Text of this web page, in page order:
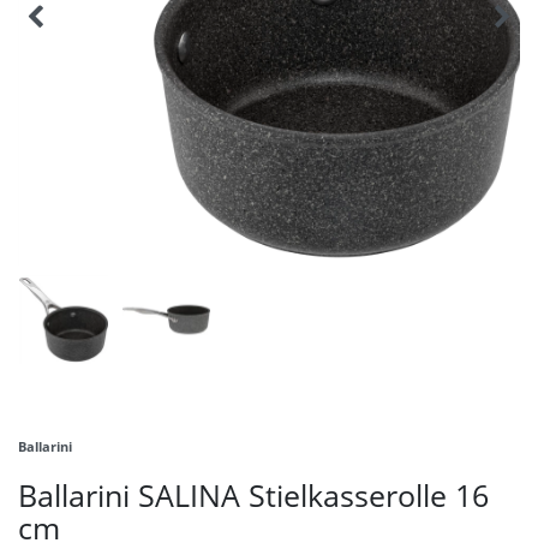
Ballarini
Ballarini SALINA Stielkasserolle 16
cm